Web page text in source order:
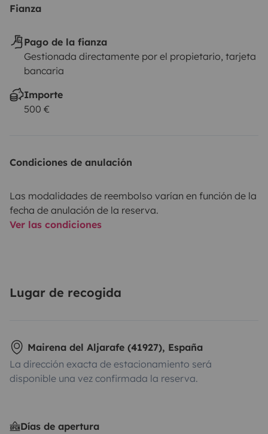
Fianza
Pago de la fianza
Gestionada directamente por el propietario, tarjeta
bancaria
Importe
500 €
Condiciones de anulación
Las modalidades de reembolso varían en función de la
fecha de anulación de la reserva.
Ver las condiciones
Lugar de recogida
Mairena del Aljarafe (41927), España
La dirección exacta de estacionamiento será
disponible una vez confirmada la reserva.
Días de apertura